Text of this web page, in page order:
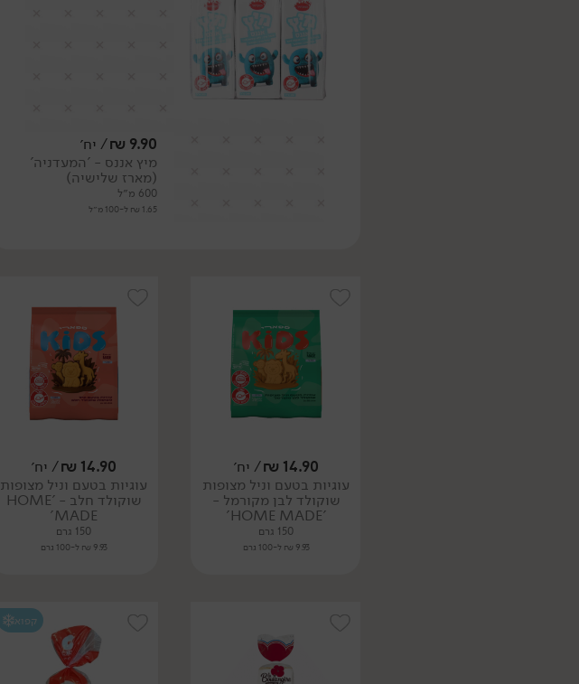
9.90
₪/ יח׳
מיץ אננס - 'המעדניה'
(מארז שלישיה)
600 מ״ל
1.65 ₪ ל-100 מ״ל
14.90
₪/ יח׳
עוגיות בטעם וניל מצופות
שוקולד לבן מקורמל -
'HOME MADE'
150 גרם
9.93 ₪ ל-100 גרם
14.90
₪/ יח׳
עוגיות בטעם וניל מצופות
שוקולד חלב - 'HOME
MADE'
150 גרם
9.93 ₪ ל-100 גרם
קפוא